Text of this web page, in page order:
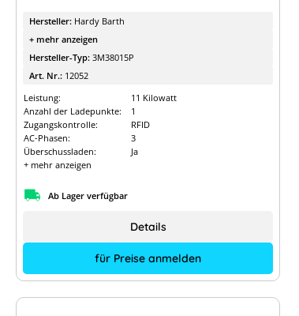
Hersteller: Hardy Barth
+ mehr anzeigen
Hersteller-Typ: 3M38015P
Art. Nr.: 12052
Leistung:
11 Kilowatt
Anzahl der Ladepunkte:
1
Zugangskontrolle:
RFID
AC-Phasen:
3
Überschussladen:
Ja
+ mehr anzeigen
Ab Lager verfügbar
für Preise anmelden
Details